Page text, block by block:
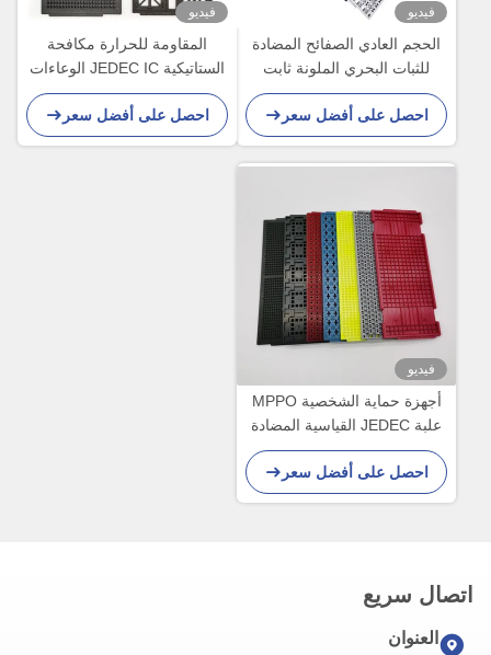
فيديو
الحجم العادي الصفائح المضادة
للثبات البحري الملونة ثابت
الحرارة لمكون IC
احصل على أفضل سعر
فيديو
المقاومة للحرارة مكافحة
الستاتيكية JEDEC IC الوعاءات
المكونات الإلكترونية الوعاء
احصل على أفضل سعر
فيديو
أجهزة حماية الشخصية MPPO
علبة JEDEC القياسية المضادة
للستاتيكية التي تتجنب التقاط
اليدوي
احصل على أفضل سعر
اتصال سريع
العنوان